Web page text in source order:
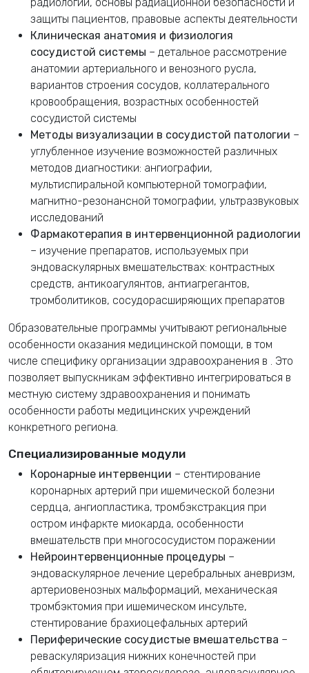
защиты пациентов, правовые аспекты деятельности
Клиническая анатомия и физиология
сосудистой системы – детальное рассмотрение
анатомии артериального и венозного русла,
вариантов строения сосудов, коллатерального
кровообращения, возрастных особенностей
сосудистой системы
Методы визуализации в сосудистой патологии –
углубленное изучение возможностей различных
методов диагностики: ангиографии,
мультиспиральной компьютерной томографии,
магнитно-резонансной томографии, ультразвуковых
исследований
Фармакотерапия в интервенционной радиологии
– изучение препаратов, используемых при
эндоваскулярных вмешательствах: контрастных
средств, антикоагулянтов, антиагрегантов,
тромболитиков, сосудорасширяющих препаратов
Образовательные программы учитывают региональные
особенности оказания медицинской помощи, в том
числе специфику организации здравоохранения в . Это
позволяет выпускникам эффективно интегрироваться в
местную систему здравоохранения и понимать
особенности работы медицинских учреждений
конкретного региона.
Специализированные модули
Коронарные интервенции – стентирование
коронарных артерий при ишемической болезни
сердца, ангиопластика, тромбэкстракция при
остром инфаркте миокарда, особенности
вмешательств при многососудистом поражении
Нейроинтервенционные процедуры –
эндоваскулярное лечение церебральных аневризм,
артериовенозных мальформаций, механическая
тромбэктомия при ишемическом инсульте,
стентирование брахиоцефальных артерий
Периферические сосудистые вмешательства –
реваскуляризация нижних конечностей при